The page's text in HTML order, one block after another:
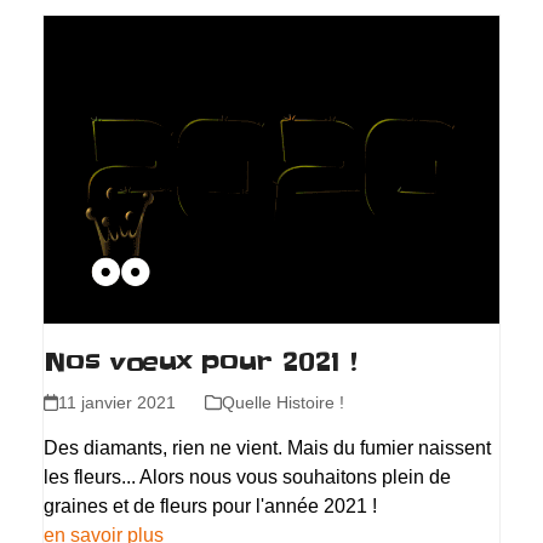
Nos vœux pour 2021 !
11 janvier 2021 Quelle Histoire !
Des diamants, rien ne vient. Mais du fumier naissent
les fleurs... Alors nous vous souhaitons plein de
graines et de fleurs pour l'année 2021 !
en savoir plus